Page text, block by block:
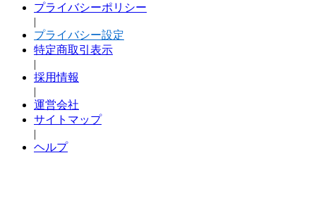
プライバシーポリシー
|
プライバシー設定
特定商取引表示
|
採用情報
|
運営会社
サイトマップ
|
ヘルプ